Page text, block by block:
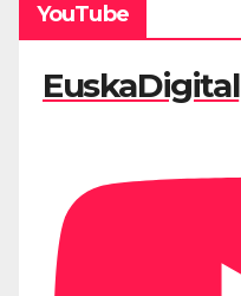
YouTube
EuskaDigital